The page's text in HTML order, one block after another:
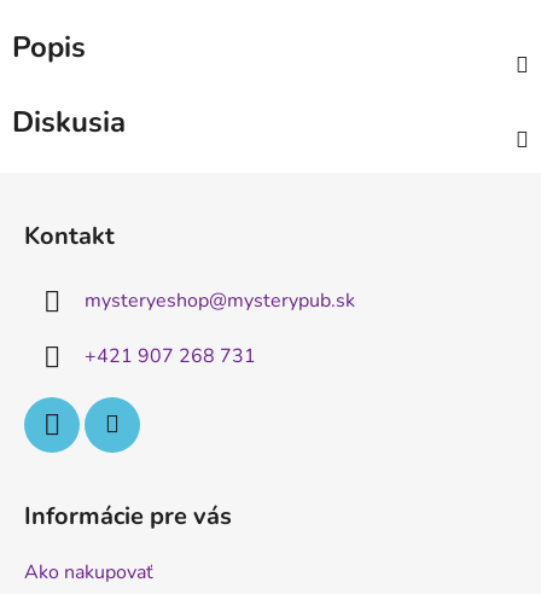
Popis
Diskusia
Kontakt
mysteryeshop@mysterypub.sk
+421 907 268 731
Informácie pre vás
Ako nakupovať